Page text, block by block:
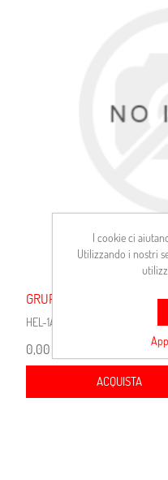
GRUPPO OTTICO 1100 DL
HEL-1A6002395071
0,00 €
ACQUISTA
I cookie ci
Utilizzando i nostri